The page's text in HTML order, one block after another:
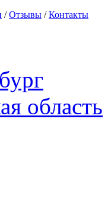
/Отзывы /Контакты
область